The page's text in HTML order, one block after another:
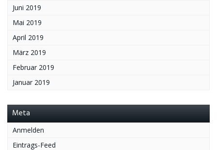
Juni 2019
Mai 2019
April 2019
März 2019
Februar 2019
Januar 2019
Meta
Anmelden
Eintrags-Feed